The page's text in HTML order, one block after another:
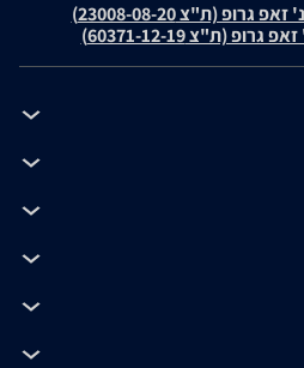
(ת"צ 23008-08-20)
(ת"צ 60371-12-19)